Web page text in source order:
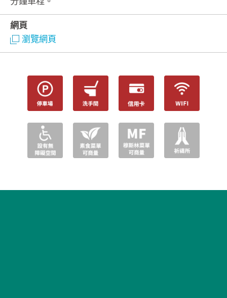
網頁
瀏覽網頁